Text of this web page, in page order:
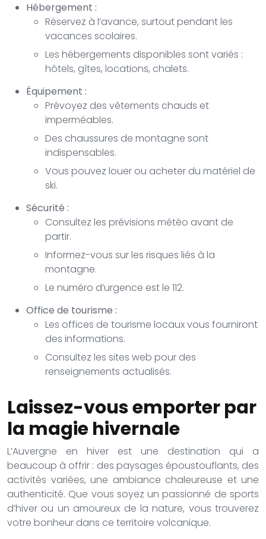
Hébergement :
Réservez à l’avance, surtout pendant les
vacances scolaires.
Les hébergements disponibles sont variés :
hôtels, gîtes, locations, chalets.
Équipement :
Prévoyez des vêtements chauds et
imperméables.
Des chaussures de montagne sont
indispensables.
Vous pouvez louer ou acheter du matériel de
ski.
Sécurité :
Consultez les prévisions météo avant de
partir.
Informez-vous sur les risques liés à la
montagne.
Le numéro d’urgence est le 112.
Office de tourisme :
Les offices de tourisme locaux vous fourniront
des informations.
Consultez les sites web pour des
renseignements actualisés.
Laissez-vous emporter par
la magie hivernale
L’Auvergne en hiver est une destination qui a
beaucoup à offrir : des paysages époustouflants, des
activités variées, une ambiance chaleureuse et une
authenticité. Que vous soyez un passionné de sports
d’hiver ou un amoureux de la nature, vous trouverez
votre bonheur dans ce territoire volcanique.